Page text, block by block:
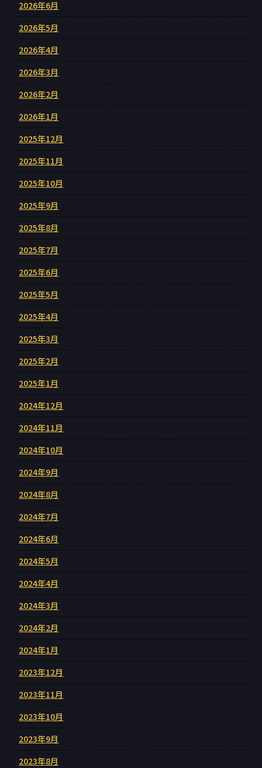
2026年6月
2026年5月
2026年4月
2026年3月
2026年2月
2026年1月
2025年12月
2025年11月
2025年10月
2025年9月
2025年8月
2025年7月
2025年6月
2025年5月
2025年4月
2025年3月
2025年2月
2025年1月
2024年12月
2024年11月
2024年10月
2024年9月
2024年8月
2024年7月
2024年6月
2024年5月
2024年4月
2024年3月
2024年2月
2024年1月
2023年12月
2023年11月
2023年10月
2023年9月
2023年8月